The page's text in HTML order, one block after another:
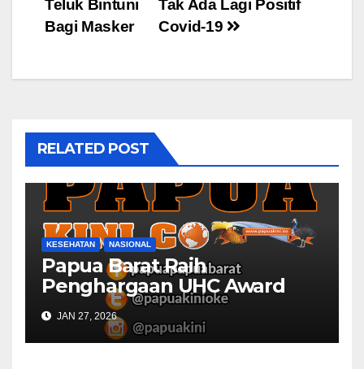
Tak Ada Lagi Positif
Covid-19
Teluk Bintuni
Bagi Masker
RELATED POST
KESEHATAN NASIONAL
Papua Barat Raih
Penghargaan UHC Award
BPJS Kesehatan
JAN 27, 2026